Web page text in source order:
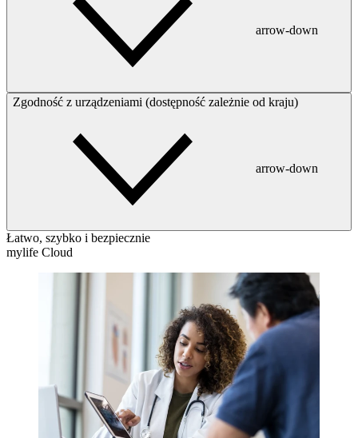
arrow-down
Zgodność z urządzeniami (dostępność zależnie od kraju)
arrow-down
Łatwo, szybko i bezpiecznie
mylife Cloud